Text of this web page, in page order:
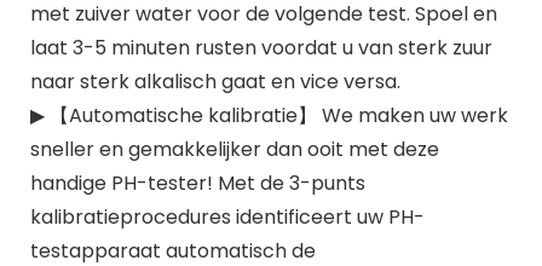
met zuiver water voor de volgende test. Spoel en
laat 3-5 minuten rusten voordat u van sterk zuur
naar sterk alkalisch gaat en vice versa.
▶ 【Automatische kalibratie】 We maken uw werk
sneller en gemakkelijker dan ooit met deze
handige PH-tester! Met de 3-punts
kalibratieprocedures identificeert uw PH-
testapparaat automatisch de